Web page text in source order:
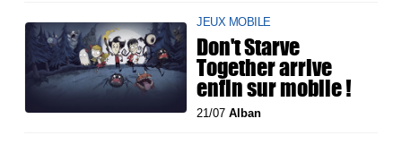
JEUX MOBILE
Don't Starve
Together arrive
enfin sur mobile !
21/07Alban